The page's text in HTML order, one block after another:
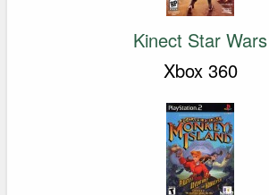
Kinect Star Wars
Xbox 360